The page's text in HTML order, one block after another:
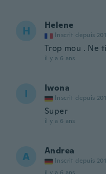
H Helene
Inscrit depuis
Trop mou . Ne
il y a 6 ans
I Iwona
Inscrit depuis
Super
il y a 6 ans
A Andrea
Inscrit depuis